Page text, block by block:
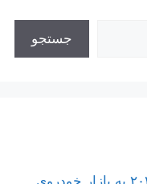
جستجو
ورود تویوتا کرولا کراس هایبرید ۲۰۲۶ به بازار خودروی